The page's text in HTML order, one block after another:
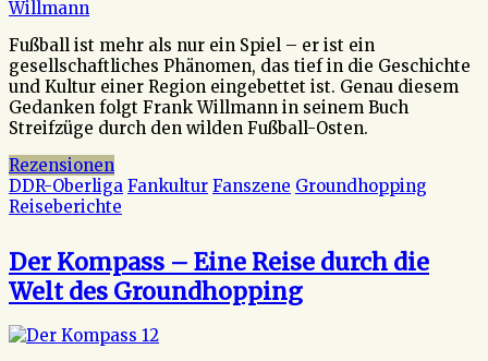
Fußball ist mehr als nur ein Spiel – er ist ein
gesellschaftliches Phänomen, das tief in die Geschichte
und Kultur einer Region eingebettet ist. Genau diesem
Gedanken folgt Frank Willmann in seinem Buch
Streifzüge durch den wilden Fußball-Osten.
Rezensionen
DDR-Oberliga Fankultur Fanszene Groundhopping
Reiseberichte
Der Kompass – Eine Reise durch die
Welt des Groundhopping